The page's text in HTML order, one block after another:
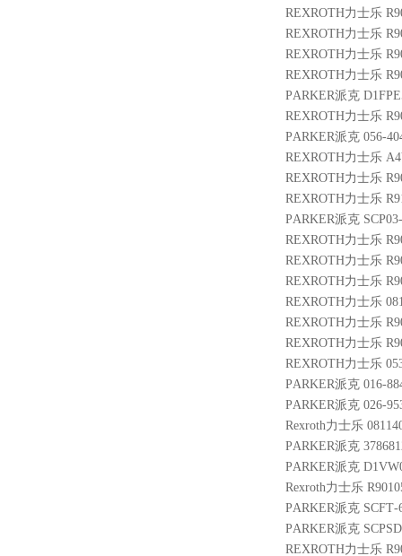
REXROTH力士乐
REXROTH力士乐
REXROTH力士乐
REXROTH力士乐
PARKER派克
REXROTH力士乐
PARKER派克 056-
REXROTH力士乐
REXROTH力士乐
REXROTH力士乐
PARKER派克
REXROTH力士乐
REXROTH力士乐
REXROTH力士乐
REXROTH力士乐
REXROTH力士乐
REXROTH力士乐
REXROTH力士乐
PARKER派克 016-
PARKER派克 026-
Rexroth力士乐
PARKER派克
PARKER派克
Rexroth力士乐
PARKER派克
PARKER派克
REXROTH力士乐